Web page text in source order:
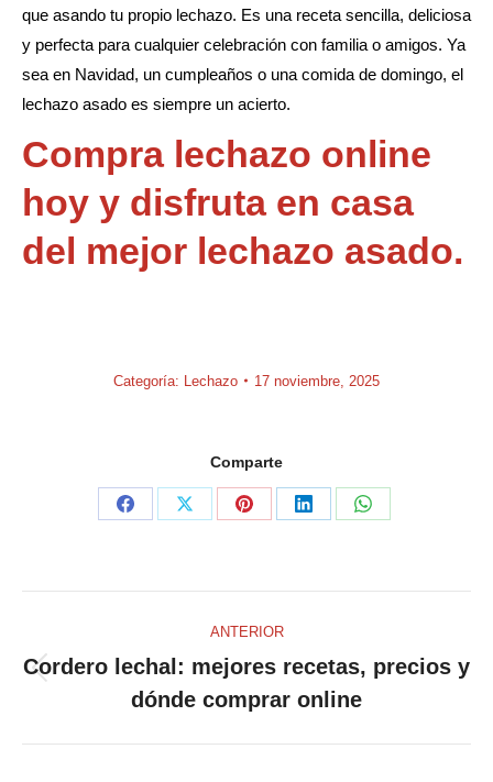
que asando tu propio lechazo. Es una receta sencilla, deliciosa
y perfecta para cualquier celebración con familia o amigos. Ya
sea en Navidad, un cumpleaños o una comida de domingo, el
lechazo asado es siempre un acierto.
Compra lechazo online
hoy y disfruta en casa
del mejor lechazo asado.
Categoría: Lechazo 17 noviembre, 2025
Comparte
CompartirCompartirCompartirCompartirCompartir
de
entradas
ANTERIOR
Entrada
anterior:
Cordero lechal: mejores recetas, precios y
dónde comprar online